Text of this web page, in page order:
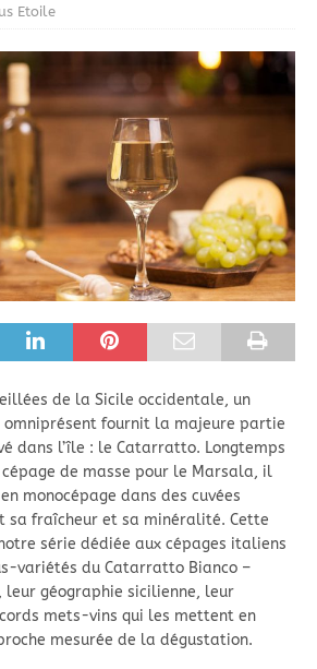
Etoile
de la Sicile occidentale, un
omniprésent fournit la majeure partie
dans l’île : le Catarratto. Longtemps
de masse pour le Marsala, il
monocépage dans des cuvées
sa fraîcheur et sa minéralité. Cette
série dédiée aux cépages italiens
variétés du Catarratto Bianco –
leur géographie sicilienne, leur
mets-vins qui les mettent en
mesurée de la dégustation.